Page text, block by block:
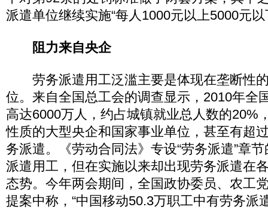
派遣单位继续实施“每人1000元以上5000元
阻力来自央企
劳务派遣用工泛滥主要是体现在垄断性
位。来自全国总工会的调查显示，2010年全
高达6000万人，约占城镇就业总人数的20%
性质的大型央企和国家事业单位，甚至有超
务派遣。《劳动合同法》专设“劳务派遣”章
派遣用工，但在实施以来却出现劳务派遣在
态势。今年两会期间，全国政协委员、农工
提案中称，“中国移动50.3万职工中有劳务派